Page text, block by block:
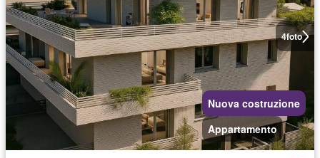
4foto
Nuova costruzione
Appartamento